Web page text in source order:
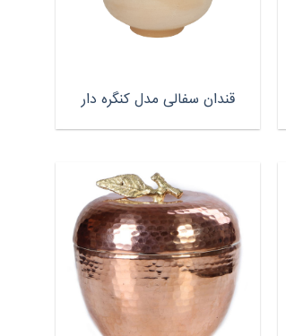
قندان سفالی مدل کنگره دار